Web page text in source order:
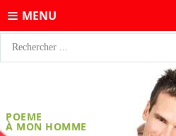
MENU
POEME
À MON HOMME